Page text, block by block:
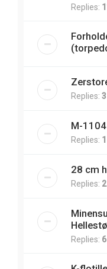
Replies:
Replies: 3
M-
Replies: 1
28 cm
Replies: 2
Replies: 6